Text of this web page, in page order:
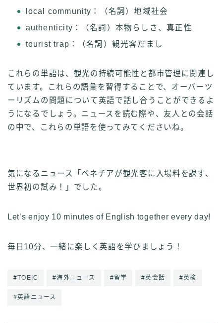
local community：（名詞）地域社会
authenticity：（名詞）本物らしさ、真正性
tourist trap：（名詞）観光客だまし
これらの単語は、観光の持続可能性と都市管理に関連し
ています。これらの語彙を習得することで、オーバーツ
ーリズムの問題について英語で話し合うことができるよ
うになるでしょう。ニュースを読む際や、友人との会話
の中で、これらの単語を使ってみてくださいね。
気になるニュース「ベネチアが観光客に入場料を課す、
世界初の試み！」でした。
Let’s enjoy 10 minutes of English together every day!
毎日10分、一緒に楽しく英語を学びましょう！
#TOEIC #海外ニュース #留学 #英会話 #英検
#英語ニュース